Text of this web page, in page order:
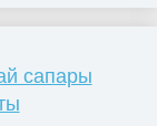
сапары